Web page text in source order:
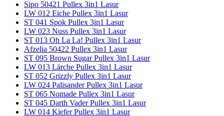
Sipo 50421 Pullex 3in1 Lasur
LW 012 Eiche Pullex 3in1 Lasur
ST 041 Spok Pullex 3in1 Lasur
LW 023 Nuss Pullex 3in1 Lasur
ST 013 Oh La La! Pullex 3in1 Lasur
Afzelia 50422 Pullex 3in1 Lasur
ST 095 Brown Sugar Pullex 3in1 Lasur
LW 013 Lärche Pullex 3in1 Lasur
ST 052 Grizzly Pullex 3in1 Lasur
LW 024 Palisander Pullex 3in1 Lasur
ST 065 Nomade Pullex 3in1 Lasur
ST 045 Darth Vader Pullex 3in1 Lasur
LW 014 Kiefer Pullex 3in1 Lasur